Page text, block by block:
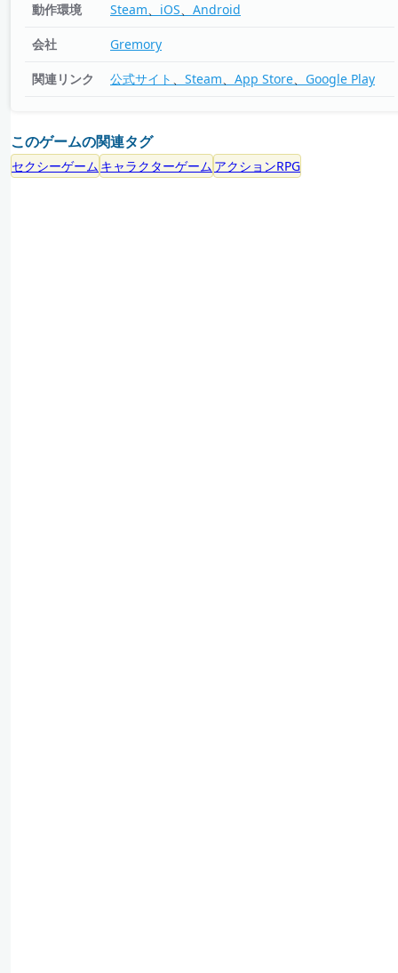
動作環境 Steam iOS Android
会社 Gremory
関連リンク 公式サイト Steam App Store Google Play
このゲームの関連タグ
セクシーゲーム キャラクターゲーム アクションRPG